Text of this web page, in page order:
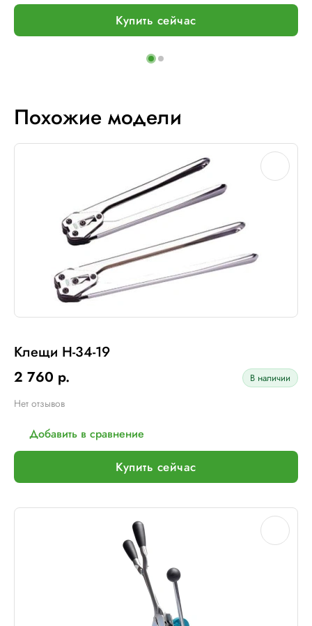
Купить сейчас
Похожие модели
Клещи H-34-19
2 760 р.
В наличии
Нет отзывов
Добавить в сравнение
Купить сейчас